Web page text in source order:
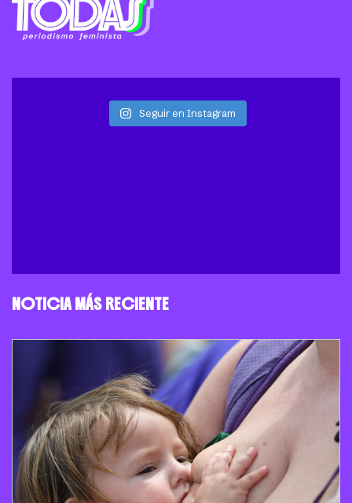
Seguir en Instagram
NOTICIA MÁS RECIENTE